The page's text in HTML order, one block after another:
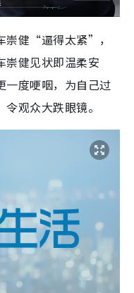
崇健“逼得太紧”，
崇健见状即温柔安
度哽咽，为自己过
观众大跌眼镜。